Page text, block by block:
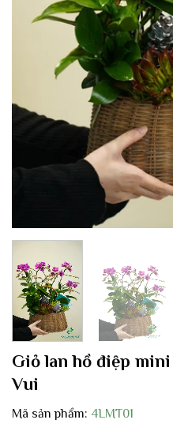
Giỏ lan hồ điệp
Vui
Mã sản phẩm: 4LMT01